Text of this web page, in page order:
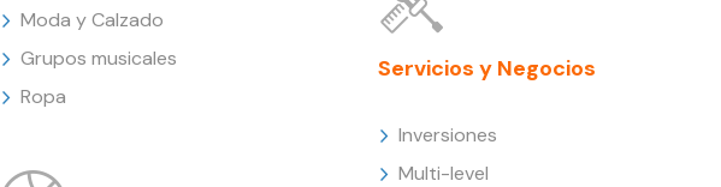
Moda y Calzado
Grupos musicales
Ropa
Servicios y Negocios
Inversiones
Multi-level